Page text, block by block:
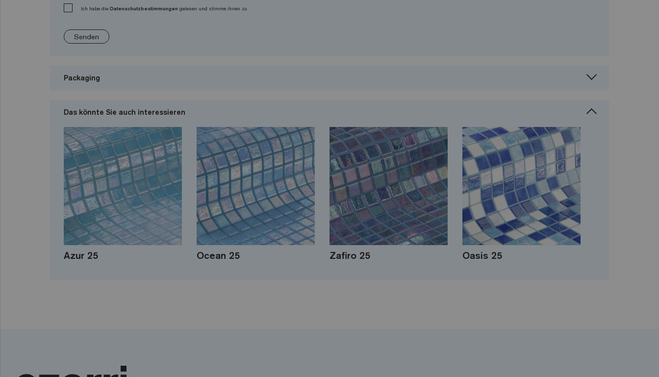
Ich habe die Datenschutzbestimmungen gelesen und stimme ihnen zu
Senden
Packaging
Das könnte Sie auch interessieren
Azur 25 Ocean 25 Zafiro 25 Oasis 25